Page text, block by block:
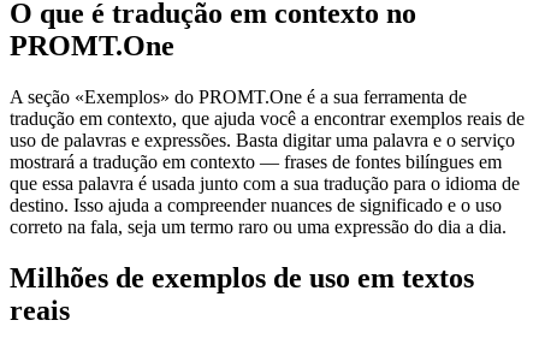
O que é tradução em contexto no
PROMT.One
A seção «Exemplos» do PROMT.One é a sua ferramenta de
tradução em contexto, que ajuda você a encontrar exemplos reais de
uso de palavras e expressões. Basta digitar uma palavra e o serviço
mostrará a tradução em contexto — frases de fontes bilíngues em
que essa palavra é usada junto com a sua tradução para o idioma de
destino. Isso ajuda a compreender nuances de significado e o uso
correto na fala, seja um termo raro ou uma expressão do dia a dia.
Milhões de exemplos de uso em textos
reais